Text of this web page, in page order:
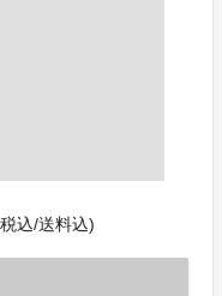
込/送料込)